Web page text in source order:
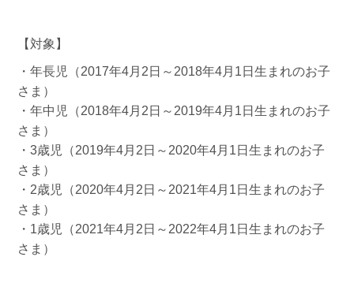
【対象】
・年長児（2017年4月2日～2018年4月1日生まれのお子
さま）
・年中児（2018年4月2日～2019年4月1日生まれのお子
さま）
・3歳児（2019年4月2日～2020年4月1日生まれのお子
さま）
・2歳児（2020年4月2日～2021年4月1日生まれのお子
さま）
・1歳児（2021年4月2日～2022年4月1日生まれのお子
さま）